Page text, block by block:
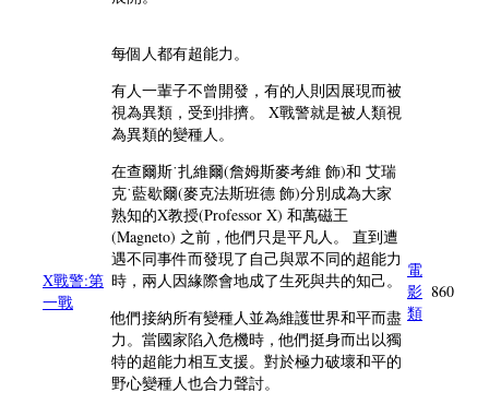
X戰警:第
一戰
每個人都有超能力。
有人一輩子不曾開發，有的人則因展現而被
視為異類，受到排擠。 X戰警就是被人類視
為異類的變種人。
在查爾斯˙扎維爾(詹姆斯麥考維 飾)和 艾瑞
克˙藍歇爾(麥克法斯班德 飾)分別成為大家
熟知的X教授(Professor X) 和萬磁王
(Magneto) 之前，他們只是平凡人。 直到遭
遇不同事件而發現了自己與眾不同的超能力
時，兩人因緣際會地成了生死與共的知己。
他們接納所有變種人並為維護世界和平而盡
力。當國家陷入危機時，他們挺身而出以獨
特的超能力相互支援。對於極力破壞和平的
野心變種人也合力聲討。
電
影
類
860